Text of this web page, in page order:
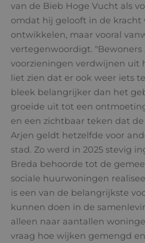
van de Bieb Hoge Vucht als
omdat hij gelooft in de kracht
ontwikkelen, maar vooral
vertegenwoordigt. "Bewoners
voorzieningen verdwijnen uit
liet zien dat er ook weer iets
bleek belangrijker dan het
groeide uit tot een
en een zichtbaar teken dat
Arjen geldt hetzelfde voor
stad. Zo werd in 2025 stevig
Breda behoorde tot de
sociale huurwoningen
is een van de belangrijkste
kunnen doen in de
alleen naar aantallen
vraag hoe wijken gemengd